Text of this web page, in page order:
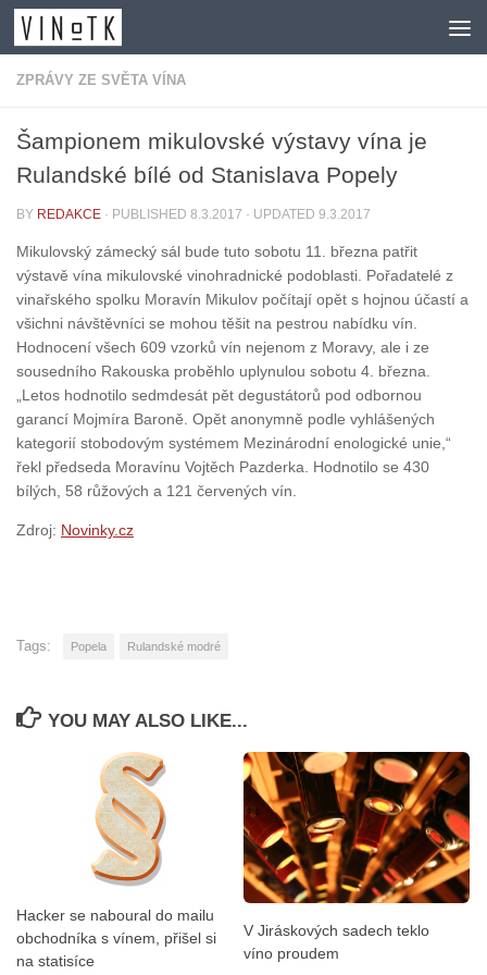
Skip to content
ZPRÁVY ZE SVĚTA VÍNA
Šampionem mikulovské výstavy vína je
Rulandské bílé od Stanislava Popely
BY REDAKCE · PUBLISHED 8.3.2017 · UPDATED 9.3.2017
Mikulovský zámecký sál bude tuto sobotu 11. března patřit
výstavě vína mikulovské vinohradnické podoblasti. Pořadatelé z
vinařského spolku Moravín Mikulov počítají opět s hojnou účastí a
všichni návštěvníci se mohou těšit na pestrou nabídku vín.
Hodnocení všech 609 vzorků vín nejenom z Moravy, ale i ze
sousedního Rakouska proběhlo uplynulou sobotu 4. března.
„Letos hodnotilo sedmdesát pět degustátorů pod odbornou
garancí Mojmíra Baroně. Opět anonymně podle vyhlášených
kategorií stobodovým systémem Mezinárodní enologické unie,“
řekl předseda Moravínu Vojtěch Pazderka. Hodnotilo se 430
bílých, 58 růžových a 121 červených vín.
Zdroj: Novinky.cz
Tags: Popela Rulandské modré
YOU MAY ALSO LIKE...
Hacker se naboural do mailu
obchodníka s vínem, přišel si
na statisíce
V Jiráskových sadech teklo
víno proudem